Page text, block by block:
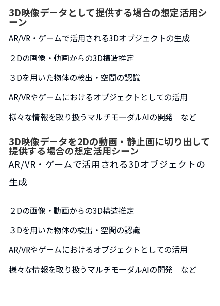
3D映像データとして提供する場合の想定活用シ
ーン
AR/VR・ゲームで活用される3Dオブジェクトの生成
２Dの画像・動画からの3D構造推定
３Dを用いた物体の検出・空間の認識
AR/VRやゲームにおけるオブジェクトとしての活用
様々な情報を取り扱うマルチモーダルAIの開発 など
3D映像データを2Dの動画・静止画に切り出して
提供する場合の想定活用シーン
AR/VR・ゲームで活用される3Dオブジェクトの
生成
２Dの画像・動画からの3D構造推定
３Dを用いた物体の検出・空間の認識
AR/VRやゲームにおけるオブジェクトとしての活用
様々な情報を取り扱うマルチモーダルAIの開発 など